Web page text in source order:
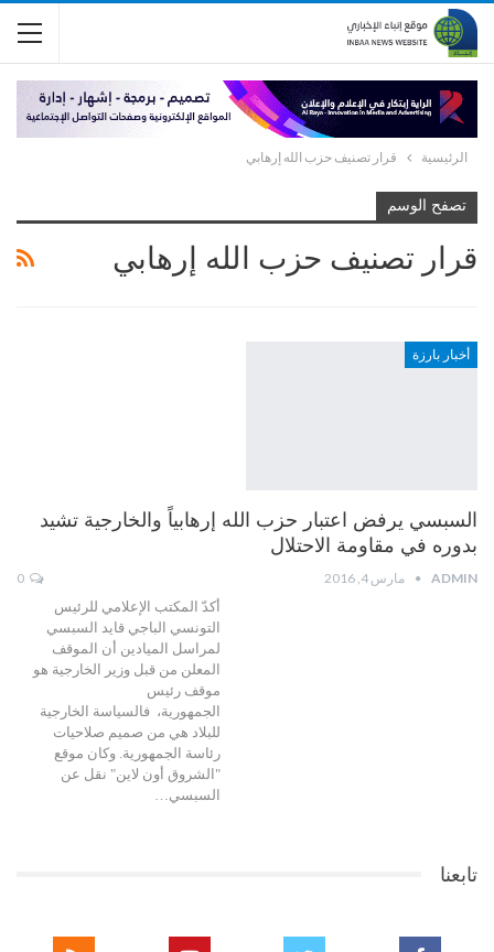
الرئيسية قرار تصنيف حزب الله إرهابي
تصفح الوسم
قرار تصنيف حزب الله إرهابي
أخبار بارزة
السبسي يرفض اعتبار حزب الله إرهابياً والخارجية تشيد
بدوره في مقاومة الاحتلال
ADMIN مارس 4, 2016
أكدّ المكتب الإعلامي للرئيس
التونسي الباجي قايد السبسي
لمراسل الميادين أن الموقف
المعلن من قبل وزير الخارجية هو
موقف رئيس
الجمهورية، فالسياسة الخارجية
للبلاد هي من صميم صلاحيات
رئاسة الجمهورية. وكان موقع
"الشروق أون لاين" نقل عن
السبسي…
تابعنا